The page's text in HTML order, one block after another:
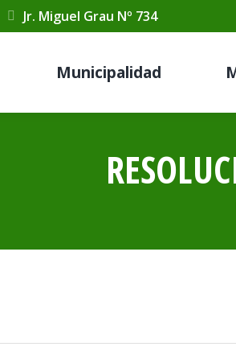
Jr. Miguel Grau Nº 734
Municipalidad